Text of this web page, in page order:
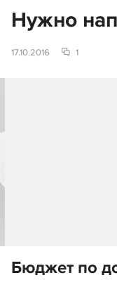
Нужно
17.10.2016 1
Бюджет по